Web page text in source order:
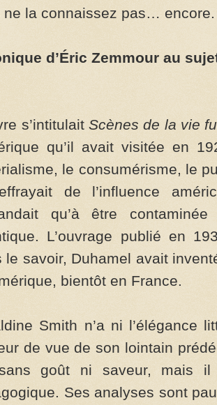
ne la connaissez pas… encore.
d’Éric Zemmour au
s’intitulait Scènes de la vie
qu’il avait visitée en
le consumérisme, le
de l’influence
qu’à être
L’ouvrage publié en
le savoir, Duhamel avait
bientôt en France.
Smith n’a ni l’élégance
de vue de son lointain
goût ni saveur, mais
Ses analyses sont